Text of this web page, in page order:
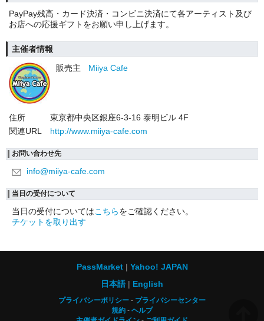
PayPay残高・カード決済・コンビニ決済にて各アーティスト及び
お店への応援ギフトをお願い申し上げます。
主催者情報
販売主
Miiya Cafe
住所
東京都中央区銀座6-3-16 泰明ビル 4F
関連URL
http://www.miiya-cafe.com
お問い合わせ先
info@miiya-cafe.com
当日の受付について
当日の受付についてはこちらをご確認ください。
チケットを取り出す
PassMarket
Yahoo! JAPAN
日本語
English
プライバシーポリシー
プライバシーセンター
規約
ヘルプ